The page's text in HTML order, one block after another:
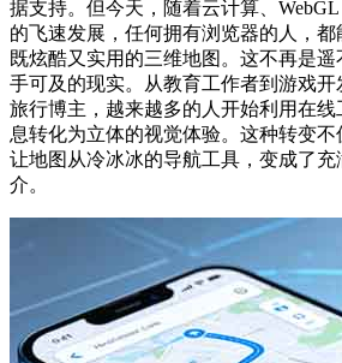
据支持。但今天，随着云计算、
的飞速发展，任何拥有浏览器的人，
既炫酷又实用的三维地图。这不再是
手可及的现实。从教育工作者到游戏开
旅行博主，越来越多的人开始利用在
息转化为立体的视觉体验。这种转变
让地图从冷冰冰的导航工具，变成了
介。